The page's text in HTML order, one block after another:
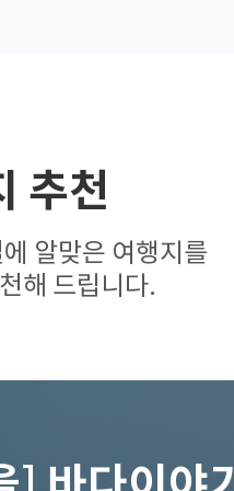
추천
알맞은 여행지를
해 드립니다.